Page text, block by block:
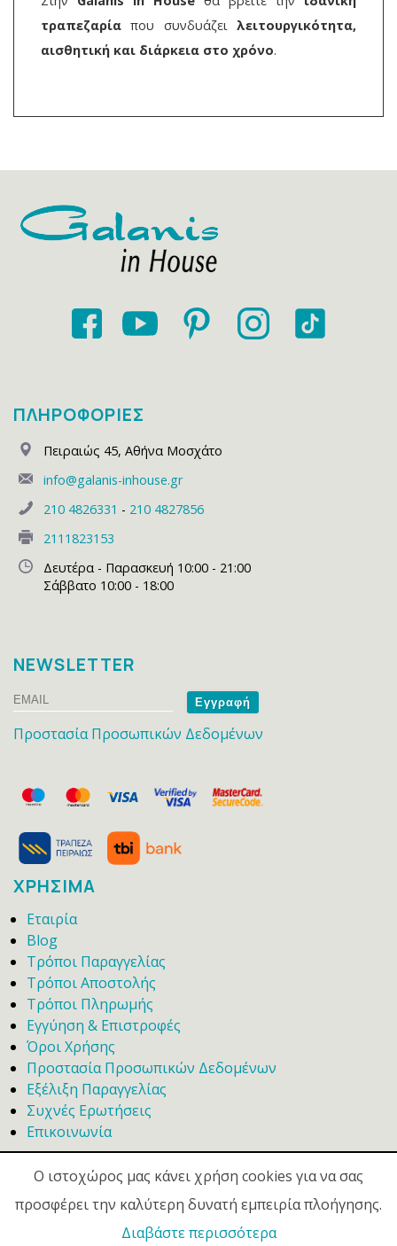
τραπεζαρία που συνδυάζει λειτουργικότητα,
αισθητική και διάρκεια στο χρόνο.
ΠΛΗΡΟΦΟΡΙΕΣ
Πειραιώς 45, Αθήνα Μοσχάτο
info@galanis-inhouse.gr
210 4826331 - 210 4827856
2111823153
Δευτέρα - Παρασκευή 10:00 - 21:00
Σάββατο 10:00 - 18:00
NEWSLETTER
Email
Name
Προστασία Προσωπικών Δεδομένων
ΧΡΗΣΙΜΑ
Εταιρία
Blog
Τρόποι Παραγγελίας
Τρόποι Αποστολής
Τρόποι Πληρωμής
Εγγύηση & Επιστροφές
Όροι Χρήσης
Προστασία Προσωπικών Δεδομένων
Εξέλιξη Παραγγελίας
Συχνές Ερωτήσεις
Επικοινωνία
Ο ιστοχώρος μας κάνει χρήση cookies για να σας
προσφέρει την καλύτερη δυνατή εμπειρία πλοήγησης.
Διαβάστε περισσότερα